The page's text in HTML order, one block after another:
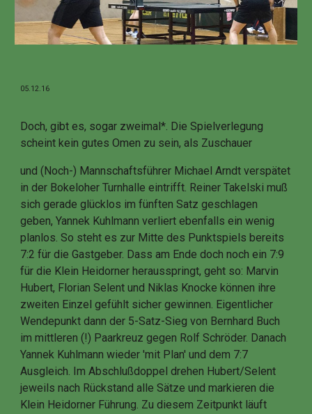
05.12.16
Doch, gibt es, sogar zweimal*. Die Spielverlegung
scheint kein gutes Omen zu sein, als Zuschauer
und (Noch-) Mannschaftsführer Michael Arndt verspätet
in der Bokeloher Turnhalle eintrifft. Reiner Takelski muß
sich gerade glücklos im fünften Satz geschlagen
geben, Yannek Kuhlmann verliert ebenfalls ein wenig
planlos. So steht es zur Mitte des Punktspiels bereits
7:2 für die Gastgeber. Dass am Ende doch noch ein 7:9
für die Klein Heidorner herausspringt, geht so: Marvin
Hubert, Florian Selent und Niklas Knocke können ihre
zweiten Einzel gefühlt sicher gewinnen. Eigentlicher
Wendepunkt dann der 5-Satz-Sieg von Bernhard Buch
im mittleren (!) Paarkreuz gegen Rolf Schröder. Danach
Yannek Kuhlmann wieder 'mit Plan' und dem 7:7
Ausgleich. Im Abschlußdoppel drehen Hubert/Selent
jeweils nach Rückstand alle Sätze und markieren die
Klein Heidorner Führung. Zu diesem Zeitpunkt läuft